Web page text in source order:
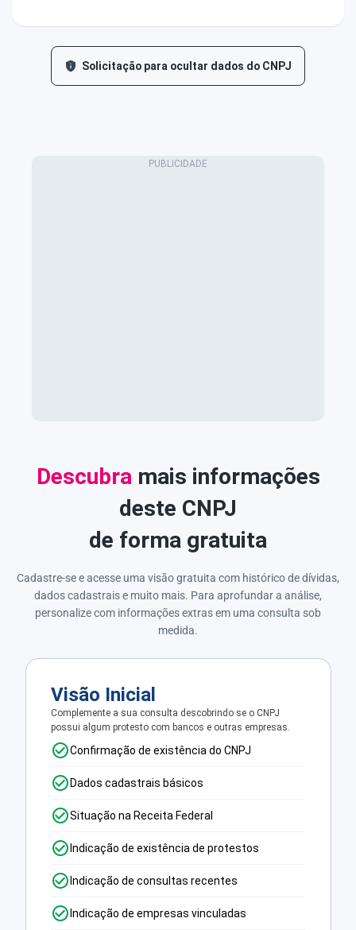
Solicitação para ocultar dados do CNPJ
Descubra mais informações
deste CNPJ
de forma gratuita
Cadastre-se e acesse uma visão gratuita com histórico de dívidas,
dados cadastrais e muito mais. Para aprofundar a análise,
personalize com informações extras em uma consulta sob
medida.
Visão Inicial
Complemente a sua consulta descobrindo se o CNPJ
possui algum protesto com bancos e outras empresas.
Confirmação de existência do CNPJ
Dados cadastrais básicos
Situação na Receita Federal
Indicação de existência de protestos
Indicação de consultas recentes
Indicação de empresas vinculadas